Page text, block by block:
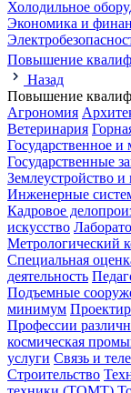
Холодильное
Экономика и
Повышение
Назад
Повышение
Агрономия
Ветеринария
Государственное
Государственные
Землеустройство и
Инженерные
Кадровое
искусство
Метрологический
Специальная
деятельность
Подъемные
минимум
Профессии
космическая
услуги Связь и
Строительство